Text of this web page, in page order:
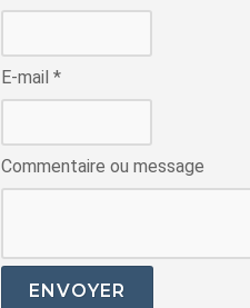
E-mail *
Commentaire ou message
ENVOYER